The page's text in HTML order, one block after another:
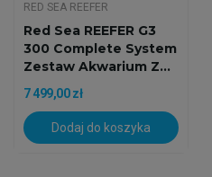
RED SEA REEFER
Red Sea REEFER G3
300 Complete System
Zestaw Akwarium Z...
7 499,00 zł
Dodaj do koszyka